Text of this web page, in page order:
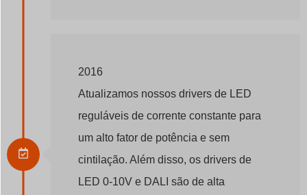
2016
Atualizamos nossos drivers de LED
reguláveis de corrente constante para
um alto fator de potência e sem
cintilação. Além disso, os drivers de
LED 0-10V e DALI são de alta